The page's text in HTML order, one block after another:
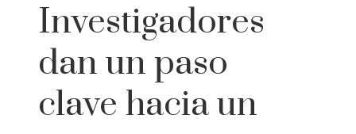
Investigadores
dan un paso
clave hacia un